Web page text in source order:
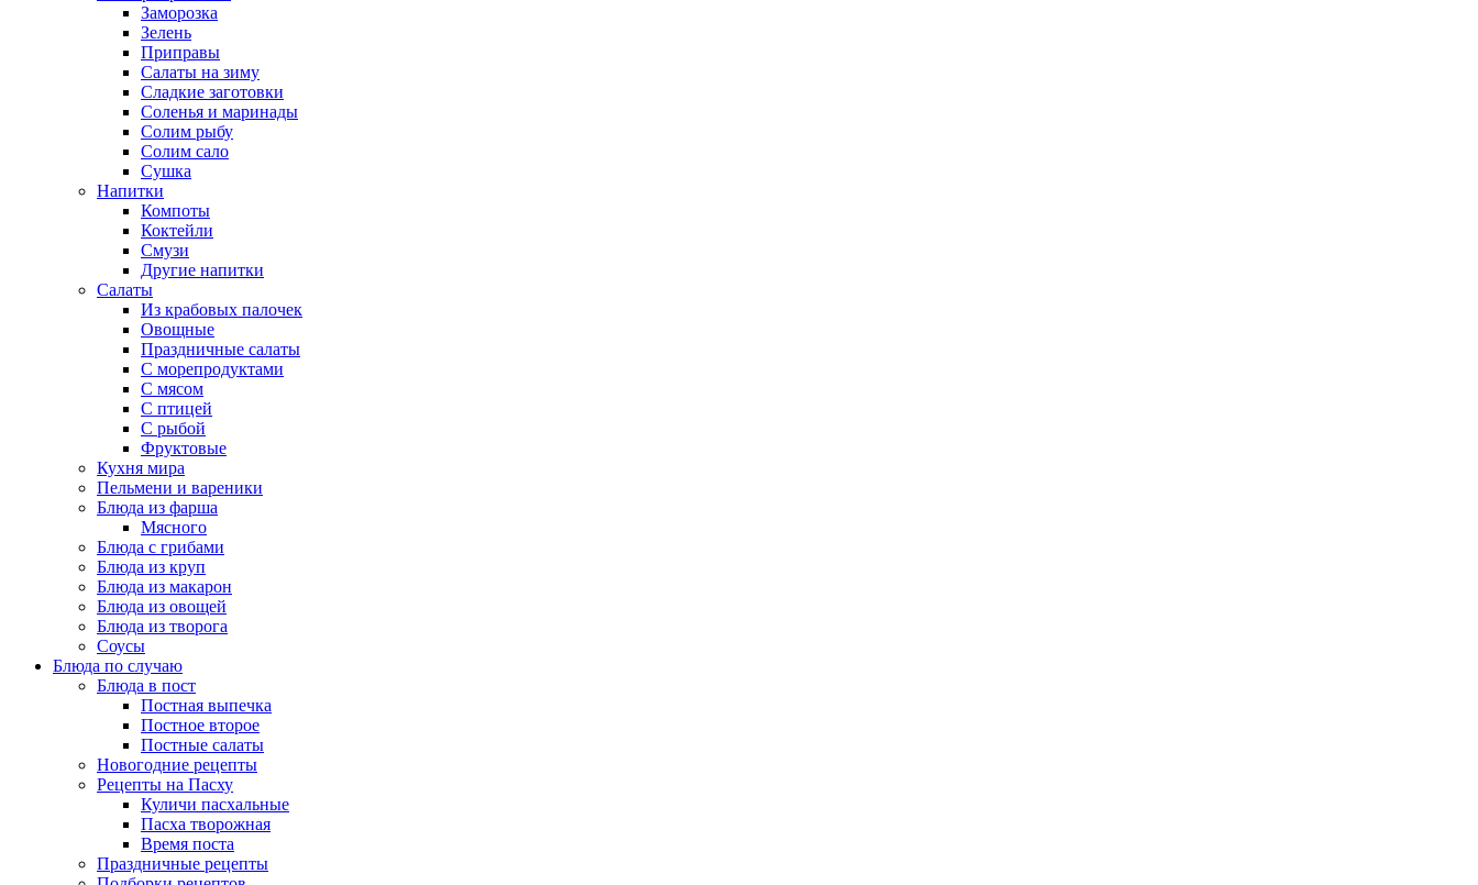
Заморозка
Зелень
Приправы
Салаты на зиму
Сладкие заготовки
Соленья и маринады
Солим рыбу
Солим сало
Сушка
Напитки
Компоты
Коктейли
Смузи
Другие напитки
Салаты
Из крабовых палочек
Овощные
Праздничные салаты
С морепродуктами
С мясом
С птицей
С рыбой
Фруктовые
Кухня мира
Пельмени и вареники
Блюда из фарша
Мясного
Блюда с грибами
Блюда из круп
Блюда из макарон
Блюда из овощей
Блюда из творога
Соусы
Блюда по случаю
Блюда в пост
Постная выпечка
Постное второе
Постные салаты
Новогодние рецепты
Рецепты на Пасху
Куличи пасхальные
Пасха творожная
Время поста
Праздничные рецепты